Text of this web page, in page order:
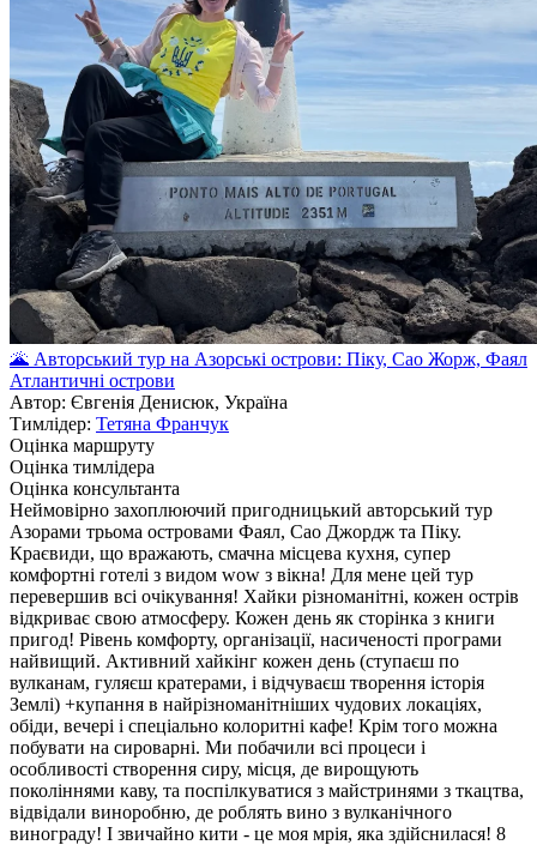
🌋 Авторський тур на Азорські острови: Піку, Сао Жорж, Фаял
Атлантичні острови
Автор: Євгенія Денисюк, Україна
Тимлідер: Тетяна Франчук
Оцінка маршруту
Оцінка тимлідера
Оцінка консультанта
Неймовірно захоплюючий пригодницький авторський тур
Азорами трьома островами Фаял, Сао Джордж та Піку.
Краєвиди, що вражають, смачна місцева кухня, супер
комфортні готелі з видом wow з вікна! Для мене цей тур
перевершив всі очікування! Хайки різноманітні, кожен острів
відкриває свою атмосферу. Кожен день як сторінка з книги
пригод! Рівень комфорту, організації, насиченості програми
найвищий. Активний хайкінг кожен день (ступаєш по
вулканам, гуляєш кратерами, і відчуваєш творення історія
Землі) +купання в найрізноманітніших чудових локаціях,
обіди, вечері і спеціально колоритні кафе! Крім того можна
побувати на сироварні. Ми побачили всі процеси і
особливості створення сиру, місця, де вирощують
поколіннями каву, та поспілкуватися з майстринями з ткацтва,
відвідали виноробню, де роблять вино з вулканічного
винограду! І звичайно кити - це моя мрія, яка здійснилася! 8